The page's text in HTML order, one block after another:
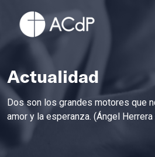
Actualidad
Dos son los grandes motores que
amor y la esperanza. (Ángel Herrera